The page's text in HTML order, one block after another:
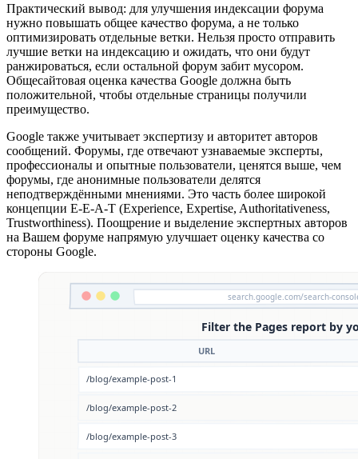
Практический вывод: для улучшения индексации форума
нужно повышать общее качество форума, а не только
оптимизировать отдельные ветки. Нельзя просто отправить
лучшие ветки на индексацию и ожидать, что они будут
ранжироваться, если остальной форум забит мусором.
Общесайтовая оценка качества Google должна быть
положительной, чтобы отдельные страницы получили
преимущество.
Google также учитывает экспертизу и авторитет авторов
сообщений. Форумы, где отвечают узнаваемые эксперты,
профессионалы и опытные пользователи, ценятся выше, чем
форумы, где анонимные пользователи делятся
неподтверждёнными мнениями. Это часть более широкой
концепции E-E-A-T (Experience, Expertise, Authoritativeness,
Trustworthiness). Поощрение и выделение экспертных авторов
на Вашем форуме напрямую улучшает оценку качества со
стороны Google.